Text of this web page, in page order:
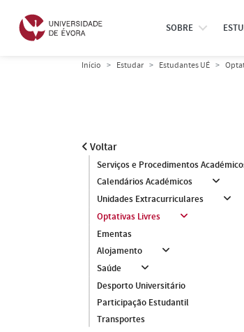
SOBRE
Início Estudar Estudantes UÉ
Voltar
Serviços e Procedimentos
Calendários Académicos
Unidades Extracurriculares
Optativas Livres
Ementas
Alojamento
Saúde
Desporto Universitário
Participação Estudantil
Transportes